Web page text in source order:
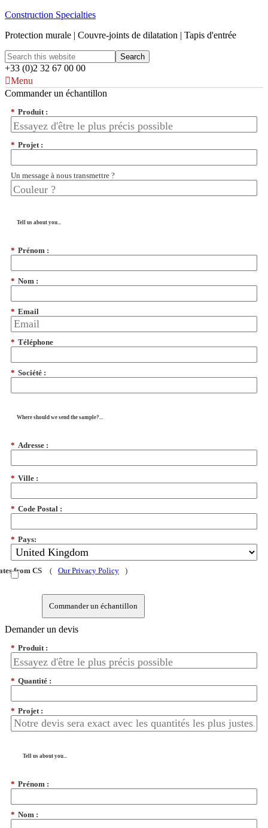
Construction Specialties
Protection murale | Couvre-joints de dilatation | Tapis d'entrée
+33 (0)2 32 67 00 00
Menu
Commander un échantillon
* Produit :
* Projet :
Un message à nous transmettre ?
Tell us about you...
* Prénom :
* Nom :
* Email
* Téléphone
* Société :
Where should we send the sample?...
* Adresse :
* Ville :
* Code Postal :
* Pays:
from CS ( Our Privacy Policy )
Commander un échantillon
Demander un devis
* Produit :
* Quantité :
* Projet :
Tell us about you...
* Prénom :
* Nom :